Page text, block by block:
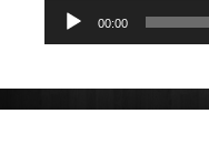
00:00